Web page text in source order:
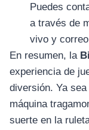
Puedes
a través de
vivo y
En resumen, la
experiencia de
diversión. Ya
máquina
suerte en la